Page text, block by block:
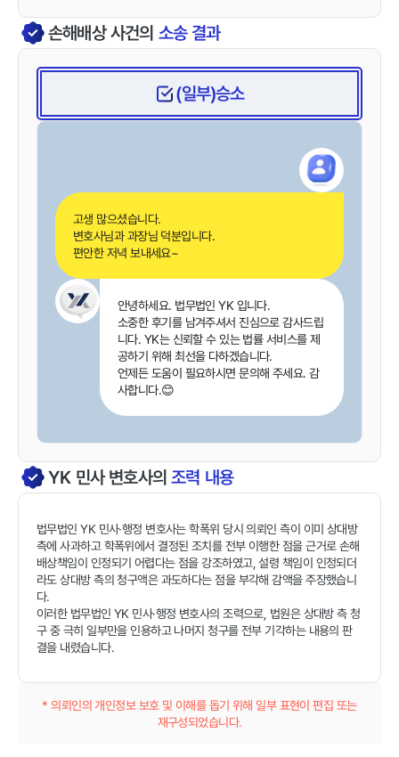
손해배상사건의 소송 결과
(일부)승소
고생 많으셨습니다.
변호사님과 과장님 덕분입니다.
편안한 저녁 보내세요~
안녕하세요. 법무법인 YK 입니다.
소중한 후기를 남겨주셔서 진심으로 감사드립
니다. YK는 신뢰할 수 있는 법률 서비스를 제
공하기 위해 최선을 다하겠습니다.
언제든 도움이 필요하시면 문의해 주세요. 감
사합니다.😊
YK 민사변호사의조력 내용
법무법인 YK 민사·행정 변호사는 학폭위 당시 의뢰인 측이 이미 상대방
측에 사과하고 학폭위에서 결정된 조치를 전부 이행한 점을 근거로 손해
배상책임이 인정되기 어렵다는 점을 강조하였고, 설령 책임이 인정되더
라도 상대방 측의 청구액은 과도하다는 점을 부각해 감액을 주장했습니
다.
이러한 법무법인 YK 민사·행정 변호사의 조력으로, 법원은 상대방 측 청
구 중 극히 일부만을 인용하고 나머지 청구를 전부 기각하는 내용의 판
결을 내렸습니다.
* 의뢰인의 개인정보 보호 및 이해를 돕기 위해 일부 표현이 편집 또는
재구성되었습니다.